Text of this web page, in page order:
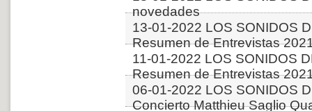
novedades
13-01-2022 LOS SONIDOS
Resumen de Entrevistas
11-01-2022 LOS SONIDOS
Resumen de Entrevistas
06-01-2022 LOS SONIDOS
Concierto Matthieu Saglio